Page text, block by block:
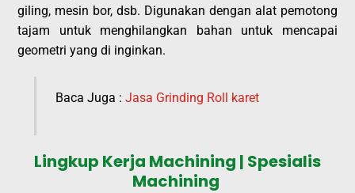
giling, mesin bor, dsb. Digunakan dengan alat pemotong
tajam untuk menghilangkan bahan untuk mencapai
geometri yang di inginkan.
Baca Juga :Jasa Grinding Roll karet
Lingkup Kerja Machining | Spesialis
Machining